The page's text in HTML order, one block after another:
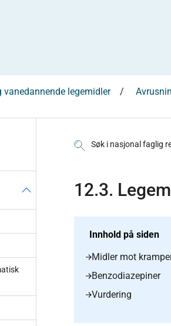
legemidler
Søk i nasjonal faglig
12.3.
Innhold på siden
Midler mot
Benzodiazepiner
Vurdering